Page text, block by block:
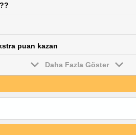
puan kazan
Daha Fazla Göster